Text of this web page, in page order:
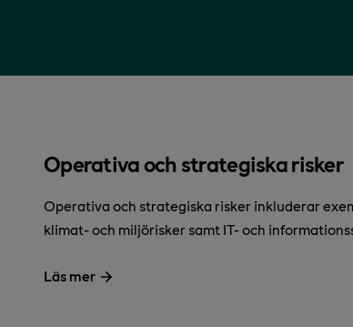
Operativa och strategiska risker
Operativa och strategiska risker inkluderar
klimat- och miljörisker samt IT- och
Läs mer